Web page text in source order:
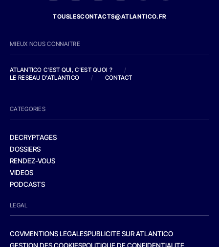
TOUSLESCONTACTS@ATLANTICO.FR
MIEUX NOUS CONNAITRE
ATLANTICO C'EST QUI, C'EST QUOI ?
/
LE RESEAU D'ATLANTICO
/ CONTACT
CATEGORIES
DECRYPTAGES
DOSSIERS
RENDEZ-VOUS
VIDEOS
PODCASTS
LEGAL
CGVMENTIONS LEGALESPUBLICITE SUR ATLANTICO
GESTION DES COOKIESPOLITIQUE DE CONFIDENTIALITE